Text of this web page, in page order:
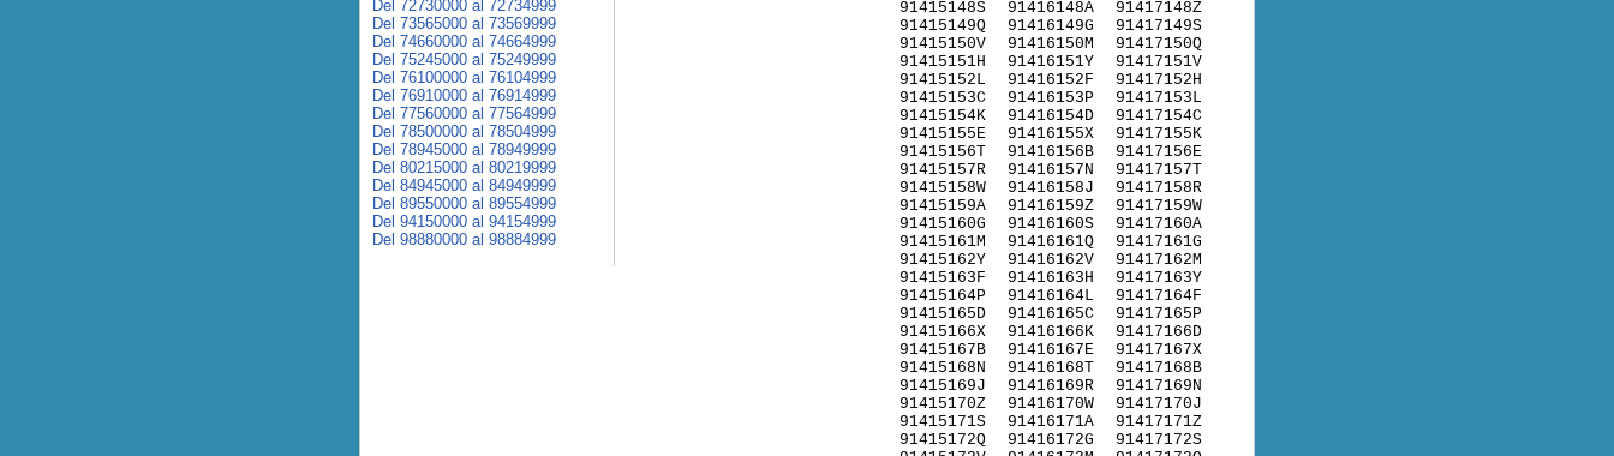
91415148S
91415149Q
91415150V
91415151H
91415152L
91415153C
91415154K
91415155E
91415156T
91415157R
91415158W
91415159A
91415160G
91415161M
91415162Y
91415163F
91415164P
91415165D
91415166X
91415167B
91415168N
91415169J
91415170Z
91415171S
91415172Q
91416148A
91416149G
91416150M
91416151Y
91416152F
91416153P
91416154D
91416155X
91416156B
91416157N
91416158J
91416159Z
91416160S
91416161Q
91416162V
91416163H
91416164L
91416165C
91416166K
91416167E
91416168T
91416169R
91416170W
91416171A
91416172G
91417148Z
91417149S
91417150Q
91417151V
91417152H
91417153L
91417154C
91417155K
91417156E
91417157T
91417158R
91417159W
91417160A
91417161G
91417162M
91417163Y
91417164F
91417165P
91417166D
91417167X
91417168B
91417169N
91417170J
91417171Z
91417172S
Del 72730000 al 72734999
Del 73565000 al 73569999
Del 74660000 al 74664999
Del 75245000 al 75249999
Del 76100000 al 76104999
Del 76910000 al 76914999
Del 77560000 al 77564999
Del 78500000 al 78504999
Del 78945000 al 78949999
Del 80215000 al 80219999
Del 84945000 al 84949999
Del 89550000 al 89554999
Del 94150000 al 94154999
Del 98880000 al 98884999